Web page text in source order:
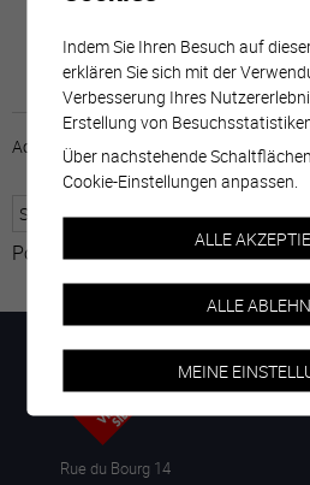
Accueil horaire emploi Mentions
Powered by Google
Rue du Bourg 14
Indem Sie Ihren Besuch auf
erklären Sie sich mit der
Verbesserung Ihres
Erstellung von
Über nachstehende
Cookie-Einstellungen anpassen.
ALLE
ALLE
MEINE